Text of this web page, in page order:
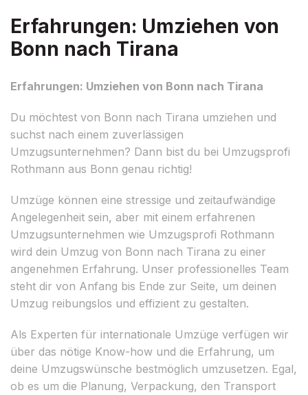
Erfahrungen: Umziehen von
Bonn nach Tirana
Erfahrungen: Umziehen von Bonn nach Tirana
Du möchtest von Bonn nach Tirana umziehen und
suchst nach einem zuverlässigen
Umzugsunternehmen? Dann bist du bei Umzugsprofi
Rothmann aus Bonn genau richtig!
Umzüge können eine stressige und zeitaufwändige
Angelegenheit sein, aber mit einem erfahrenen
Umzugsunternehmen wie Umzugsprofi Rothmann
wird dein Umzug von Bonn nach Tirana zu einer
angenehmen Erfahrung. Unser professionelles Team
steht dir von Anfang bis Ende zur Seite, um deinen
Umzug reibungslos und effizient zu gestalten.
Als Experten für internationale Umzüge verfügen wir
über das nötige Know-how und die Erfahrung, um
deine Umzugswünsche bestmöglich umzusetzen. Egal,
ob es um die Planung, Verpackung, den Transport